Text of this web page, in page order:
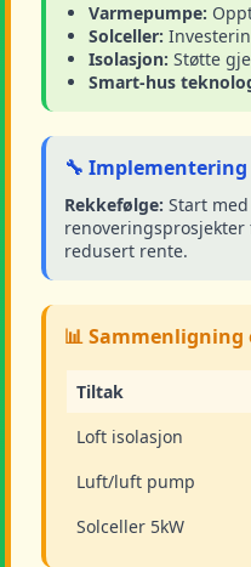
Varmepumpe:
Solceller:
Isolasjon: Støtte
Smart-hus
🔧
Rekkefølge: Start
renoveringsprosjekter
redusert rente.
📊
Tiltak
Loft isolasjon
Luft/luft pump
Solceller 5kW